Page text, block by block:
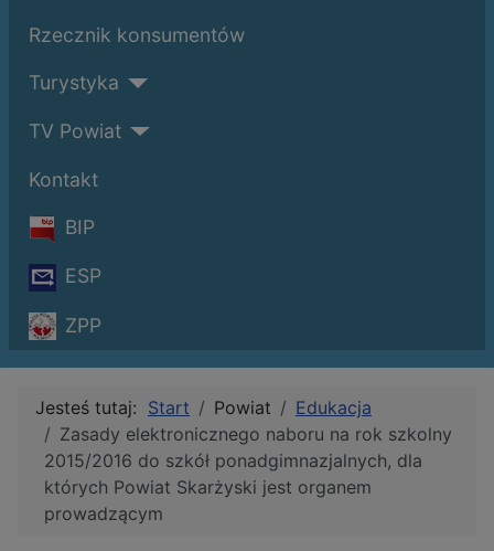
Rzecznik konsumentów
Turystyka
TV Powiat
Kontakt
BIP
ESP
ZPP
Jesteś tutaj: Start Powiat
Edukacja
Zasady elektronicznego naboru na rok szkolny
2015/2016 do szkół ponadgimnazjalnych, dla
których Powiat Skarżyski jest organem
prowadzącym